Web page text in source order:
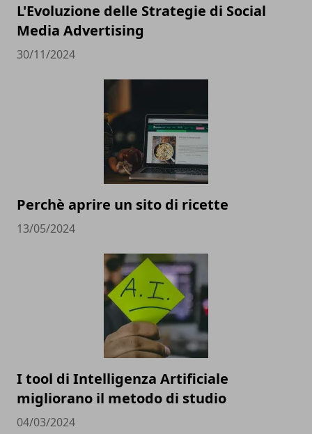
L'Evoluzione delle Strategie di Social
Media Advertising
30/11/2024
Perchè aprire un sito di ricette
13/05/2024
I tool di Intelligenza Artificiale
migliorano il metodo di studio
04/03/2024